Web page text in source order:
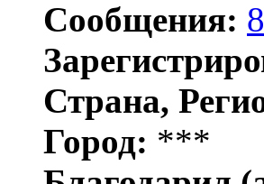
Сообщения:
Страна,
Город: ***